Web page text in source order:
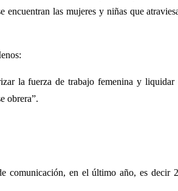
las mujeres y niñas que
la fuerza de trabajo femenina y liquidar
obrera”.
comunicación, en el último año, es decir